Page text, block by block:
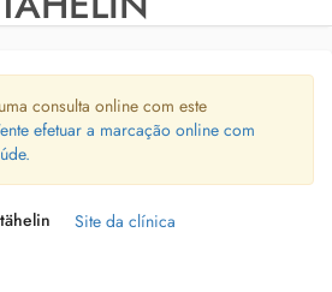
consulta online com este
efetuar a marcação online com
Site da clínica